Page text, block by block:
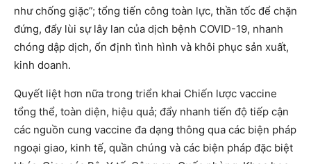
như chống giặc”; tổng tiến công toàn lực, thần tốc để chặn
đứng, đẩy lùi sự lây lan của dịch bệnh COVID-19, nhanh
chóng dập dịch, ổn định tình hình và khôi phục sản xuất,
kinh doanh.
Quyết liệt hơn nữa trong triển khai Chiến lược vaccine
tổng thể, toàn diện, hiệu quả; đẩy nhanh tiến độ tiếp cận
các nguồn cung vaccine đa dạng thông qua các biện pháp
ngoại giao, kinh tế, quần chúng và các biện pháp đặc biệt